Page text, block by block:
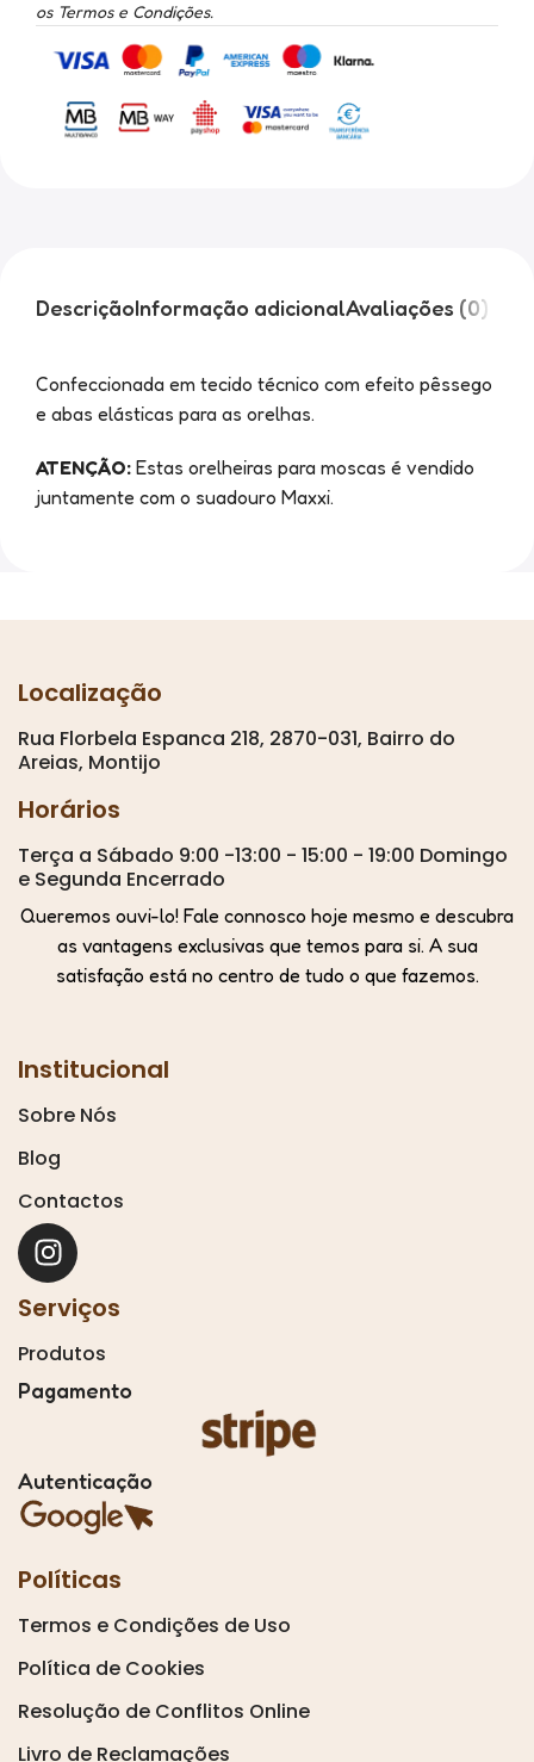
os Termos e Condições.
DescriçãoInformação adicionalAvaliações (0)
Confeccionada em tecido técnico com efeito pêssego
e abas elásticas para as orelhas.
ATENÇÃO: Estas orelheiras para moscas é vendido
juntamente com o suadouro Maxxi.
Localização
Rua Florbela Espanca 218, 2870-031, Bairro do
Areias, Montijo
Horários
Terça a Sábado 9:00 -13:00 - 15:00 - 19:00 Domingo
e Segunda Encerrado
Queremos ouvi-lo! Fale connosco hoje mesmo e descubra
as vantagens exclusivas que temos para si. A sua
satisfação está no centro de tudo o que fazemos.
Institucional
Sobre Nós
Blog
Contactos
Serviços
Produtos
Pagamento
Autenticação
Políticas
Termos e Condições de Uso
Política de Cookies
Resolução de Conflitos Online
Livro de Reclamações